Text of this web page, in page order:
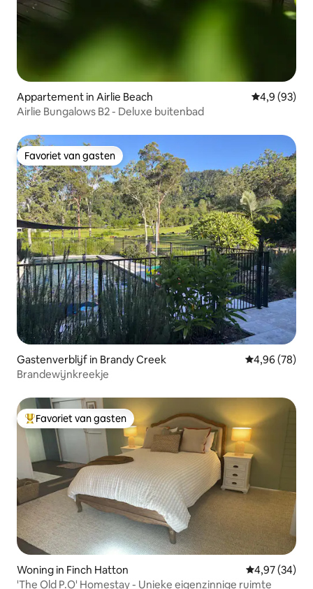
Appartement in Airlie Beach Gemiddelde
4,9 (93)
Airlie Bungalows B2 - Deluxe buitenbad
Favoriet van gasten
Favoriet van gasten
Gastenverblijf in Brandy Creek Gemiddelde
4,96 (78)
Brandewijnkreekje
Topfavoriet van gasten
Favoriet van gasten
Woning in Finch Hatton Gemiddelde
4,97 (34)
'The Old P.O' Homestay - Unieke eigenzinnige ruimte